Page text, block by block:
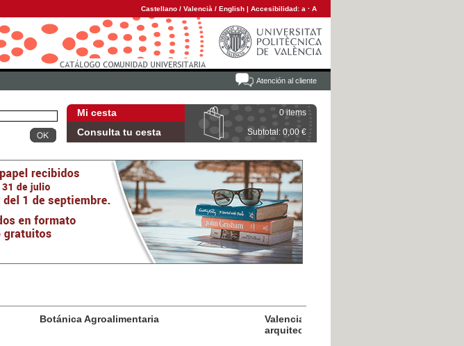
Castellano / Valencià / English | Accesibilidad: a · A
Atención al cliente
Mi cesta 0 items
Consulta tu cesta Subtotal: 0,00 €
Valencia a trazos: expresión poligráfica